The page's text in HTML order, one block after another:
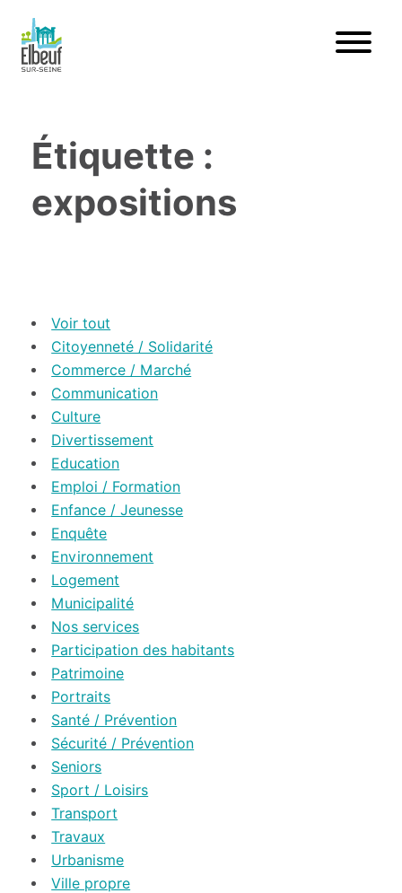
Étiquette :
expositions
Voir tout
Citoyenneté / Solidarité
Commerce / Marché
Communication
Culture
Divertissement
Education
Emploi / Formation
Enfance / Jeunesse
Enquête
Environnement
Logement
Municipalité
Nos services
Participation des habitants
Patrimoine
Portraits
Santé / Prévention
Sécurité / Prévention
Seniors
Sport / Loisirs
Transport
Travaux
Urbanisme
Ville propre